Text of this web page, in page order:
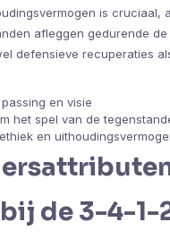
is cruciaal,
afleggen gedurende
defensieve recuperaties
en visie
het spel van de
en
de 3-4-1-